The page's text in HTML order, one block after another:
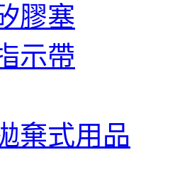
膠塞
示帶
棄式用品